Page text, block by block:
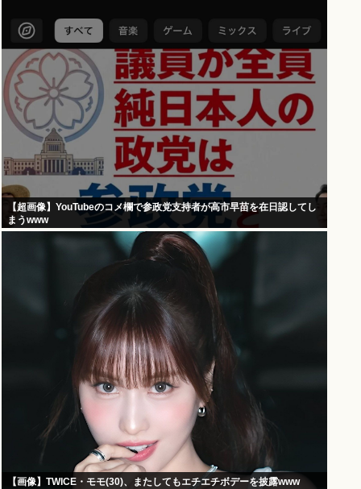
【超画像】YouTubeのコメ欄で参政党支持者が高市早苗を在日認してし
まうwww
【画像】TWICE・モモ(30)、またしてもエチエチボデーを披露www